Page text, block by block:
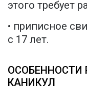
этого требует
• приписное
с 17 лет.
ОСОБЕННОСТИ
КАНИКУЛ